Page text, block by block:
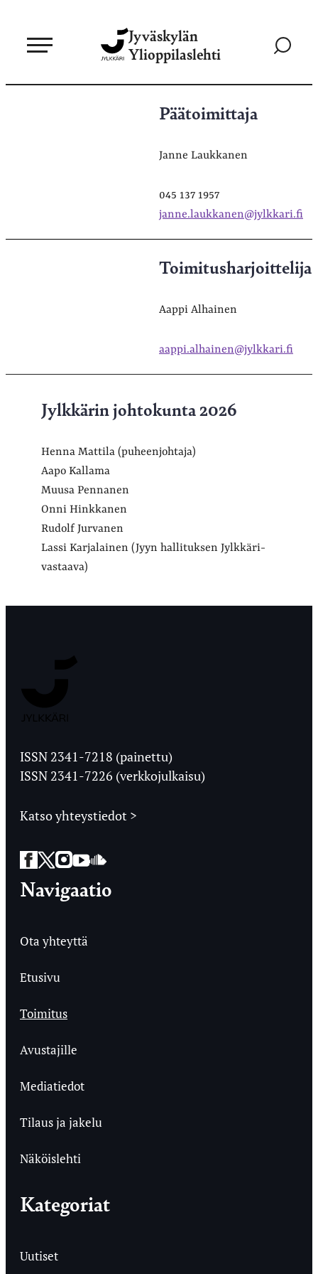
sisältöön
Jyväskylän
Ylioppilaslehti
Siirry
Päätoimittaja
Janne Laukkanen
045 137 1957
janne.laukkanen@jylkkari.fi
Toimitusharjoittelija
Aappi Alhainen
aappi.alhainen@jylkkari.fi
Jylkkärin johtokunta 2026
Henna Mattila (puheenjohtaja)
Aapo Kallama
Muusa Pennanen
Onni Hinkkanen
Rudolf Jurvanen
Lassi Karjalainen (Jyyn hallituksen Jylkkäri-
vastaava)
Ylioppilaslehti
ISSN 2341-7218 (painettu)
ISSN 2341-7226 (verkkojulkaisu)
Katso yhteystiedot >
Facebook
Twitter
Instagram
YouTube
SoundCloud
Navigaatio
Ota yhteyttä
Etusivu
Toimitus
Avustajille
Mediatiedot
Tilaus ja jakelu
Näköislehti
Kategoriat
Uutiset